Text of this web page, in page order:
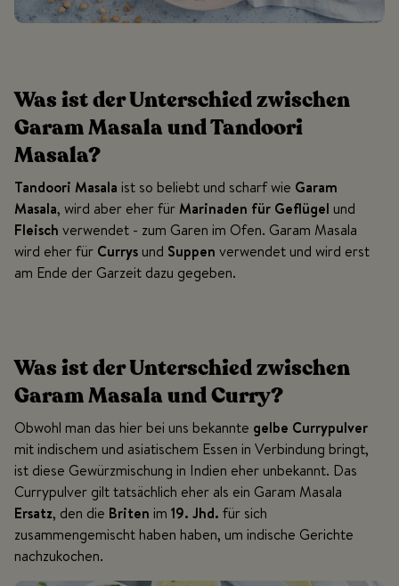
Was ist der Unterschied zwischen
Garam Masala und Tandoori
Masala?
Tandoori Masala ist so beliebt und scharf wie Garam
Masala, wird aber eher fürMarinaden für Geflügel und
Fleisch verwendet - zum Garen im Ofen. Garam Masala
wird eher für Currys und Suppen verwendet und wird erst
am Ende der Garzeit dazu gegeben.
Was ist der Unterschied zwischen
Garam Masala und Curry?
Obwohl man das hier bei uns bekannte gelbe Currypulver
mit indischem und asiatischem Essen in Verbindung bringt,
ist diese Gewürzmischung in Indien eher unbekannt. Das
Currypulver gilt tatsächlich eher als ein Garam Masala
Ersatz, den die Briten im 19. Jhd. für sich
zusammengemischt haben haben, um indische Gerichte
nachzukochen.